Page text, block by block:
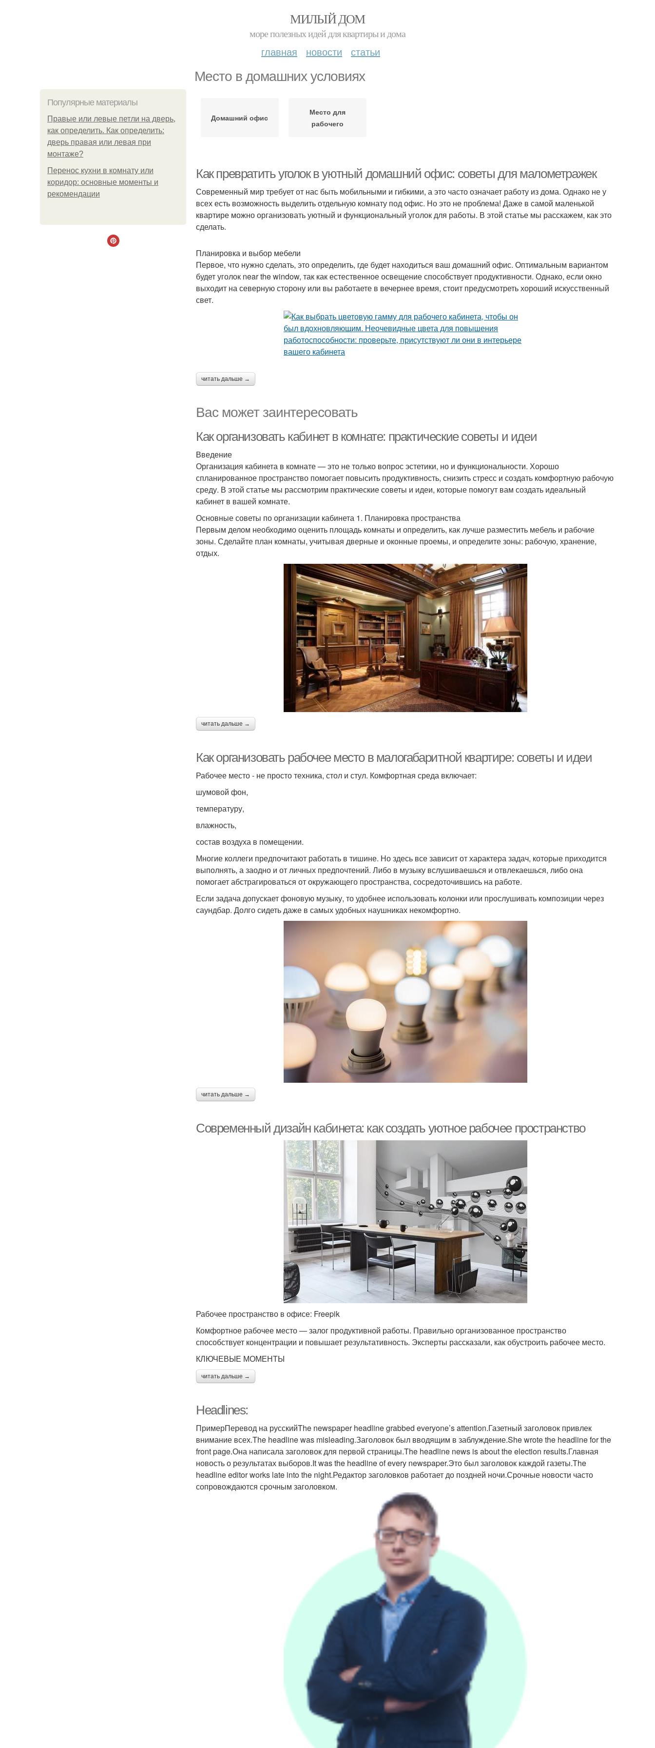
МИЛЫЙ ДОМ
море полезных идей для квартиры и дома
главная новости статьи
Место в домашних условиях
Популярные материалы
Правые или левые петли на дверь,
как определить. Как определить:
дверь правая или левая при
монтаже?
Перенос кухни в комнату или
коридор: основные моменты и
рекомендации
Домашний офис
Место для
рабочего
Как превратить уголок в уютный домашний офис: советы для малометражек
Современный мир требует от нас быть мобильными и гибкими, а это часто означает работу из дома. Однако не у
всех есть возможность выделить отдельную комнату под офис. Но это не проблема! Даже в самой маленькой
квартире можно организовать уютный и функциональный уголок для работы. В этой статье мы расскажем, как это
сделать.
Планировка и выбор мебели
Первое, что нужно сделать, это определить, где будет находиться ваш домашний офис. Оптимальным вариантом
будет уголок near the window, так как естественное освещение способствует продуктивности. Однако, если окно
выходит на северную сторону или вы работаете в вечернее время, стоит предусмотреть хороший искусственный
свет.
читать дальше →
Вас может заинтересовать
Как организовать кабинет в комнате: практические советы и идеи
Введение
Организация кабинета в комнате — это не только вопрос эстетики, но и функциональности. Хорошо
спланированное пространство помогает повысить продуктивность, снизить стресс и создать комфортную рабочую
среду. В этой статье мы рассмотрим практические советы и идеи, которые помогут вам создать идеальный
кабинет в вашей комнате.
Основные советы по организации кабинета 1. Планировка пространства
Первым делом необходимо оценить площадь комнаты и определить, как лучше разместить мебель и рабочие
зоны. Сделайте план комнаты, учитывая дверные и оконные проемы, и определите зоны: рабочую, хранение,
отдых.
читать дальше →
Как организовать рабочее место в малогабаритной квартире: советы и идеи
Рабочее место - не просто техника, стол и стул. Комфортная среда включает:
шумовой фон,
температуру,
влажность,
состав воздуха в помещении.
Многие коллеги предпочитают работать в тишине. Но здесь все зависит от характера задач, которые приходится
выполнять, а заодно и от личных предпочтений. Либо в музыку вслушиваешься и отвлекаешься, либо она
помогает абстрагироваться от окружающего пространства, сосредоточившись на работе.
Если задача допускает фоновую музыку, то удобнее использовать колонки или прослушивать композиции через
саундбар. Долго сидеть даже в самых удобных наушниках некомфортно.
читать дальше →
Современный дизайн кабинета: как создать уютное рабочее пространство
Рабочее пространство в офисе: Freepik
Комфортное рабочее место — залог продуктивной работы. Правильно организованное пространство
способствует концентрации и повышает результативность. Эксперты рассказали, как обустроить рабочее место.
КЛЮЧЕВЫЕ МОМЕНТЫ
читать дальше →
Headlines:
ПримерПеревод на русскийThe newspaper headline grabbed everyone’s attention.Газетный заголовок привлек
внимание всех.The headline was misleading.Заголовок был вводящим в заблуждение.She wrote the headline for the
front page.Она написала заголовок для первой страницы.The headline news is about the election results.Главная
новость о результатах выборов.It was the headline of every newspaper.Это был заголовок каждой газеты.The
headline editor works late into the night.Редактор заголовков работает до поздней ночи.Срочные новости часто
сопровождаются срочным заголовком.